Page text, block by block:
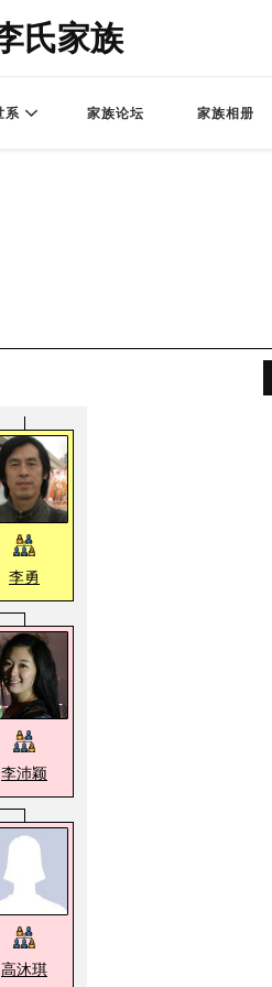
氏家族
系 家族论坛 家族相册
李勇
李沛颖
高沐琪